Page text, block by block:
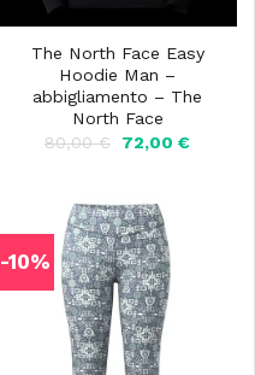
The North Face Easy
Hoodie Man –
abbigliamento – The
North Face
80,00€
Il
80,00 €.
72,00€Il
-10%